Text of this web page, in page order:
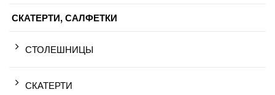
СКАТЕРТИ, САЛФЕТКИ
СТОЛЕШНИЦЫ
СКАТЕРТИ